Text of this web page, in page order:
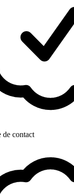
de contact